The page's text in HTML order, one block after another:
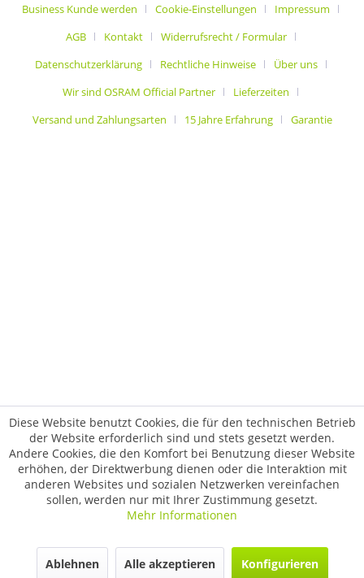
Business Kunde werden Cookie-Einstellungen
Impressum
AGB
Kontakt
Widerrufsrecht / Formular
Datenschutzerklärung
Rechtliche Hinweise
Über uns
Wir sind OSRAM Official Partner
Lieferzeiten
Versand und Zahlungsarten
15 Jahre Erfahrung Garantie
Diese Website benutzt Cookies, die für den technischen Betrieb
der Website erforderlich sind und stets gesetzt werden.
Andere Cookies, die den Komfort bei Benutzung dieser Website
erhöhen, der Direktwerbung dienen oder die Interaktion mit
anderen Websites und sozialen Netzwerken vereinfachen
sollen, werden nur mit Ihrer Zustimmung gesetzt.
Mehr Informationen
Ablehnen Alle akzeptieren Konfigurieren